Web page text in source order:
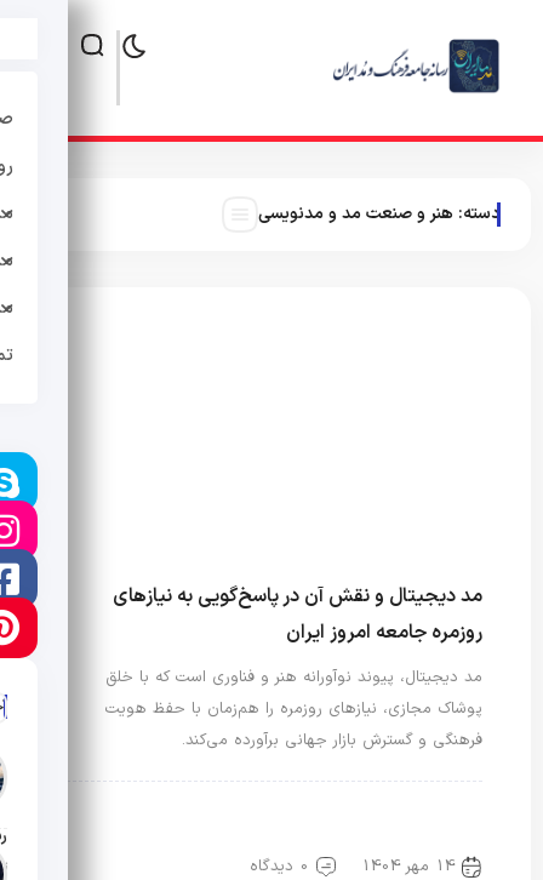
دسته: هنر و صنعت مد و مدنویسی
مد دیجیتال و نقش آن در پاسخ‌گویی به نیازهای
روزمره جامعه امروز ایران
مد دیجیتال، پیوند نوآورانه هنر و فناوری است که با خلق
پوشاک مجازی، نیازهای روزمره را هم‌زمان با حفظ هویت
فرهنگی و گسترش بازار جهانی برآورده می‌کند.
14 مهر 1404 0 دیدگاه